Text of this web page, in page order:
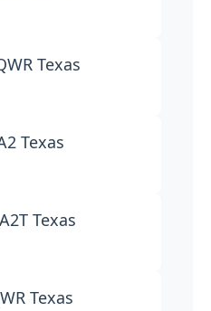
Texas
Texas
Texas
Texas